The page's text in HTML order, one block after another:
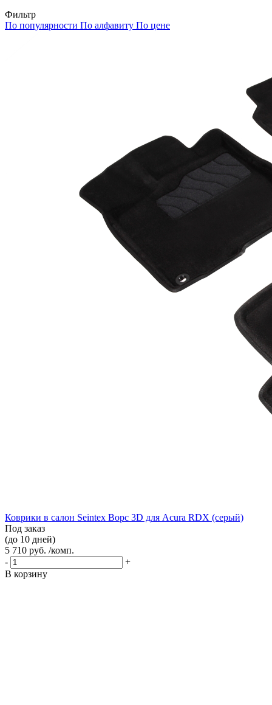
Фильтр
По популярности По алфавиту По цене
Коврики в салон Seintex Ворс 3D для Acura RDX (серый)
Под заказ
(до 10 дней)
5 710 руб. /комп.
-
+
В корзину